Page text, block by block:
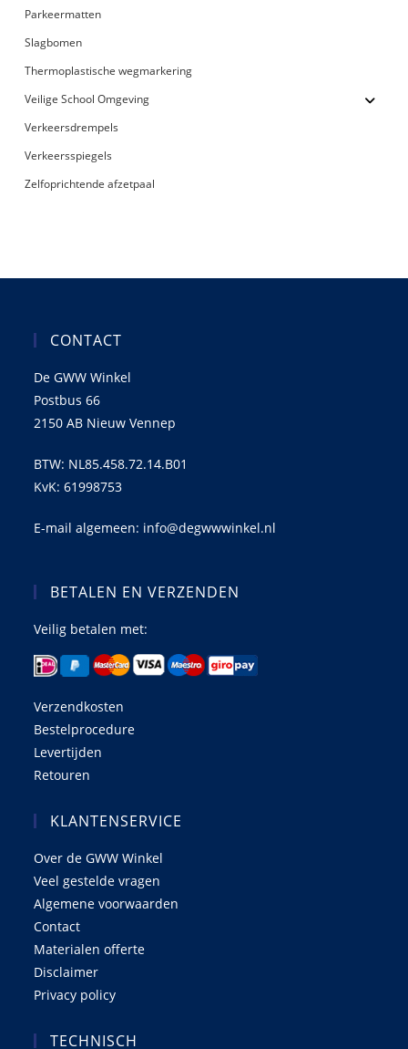
Parkeermatten
Slagbomen
Thermoplastische wegmarkering
Veilige School Omgeving
Verkeersdrempels
Verkeersspiegels
Zelfoprichtende afzetpaal
CONTACT
De GWW Winkel
Postbus 66
2150 AB Nieuw Vennep
BTW: NL85.458.72.14.B01
KvK: 61998753
E-mail algemeen: info@degwwwinkel.nl
BETALEN EN VERZENDEN
Veilig betalen met:
Verzendkosten
Bestelprocedure
Levertijden
Retouren
KLANTENSERVICE
Over de GWW Winkel
Veel gestelde vragen
Algemene voorwaarden
Contact
Materialen offerte
Disclaimer
Privacy policy
TECHNISCH